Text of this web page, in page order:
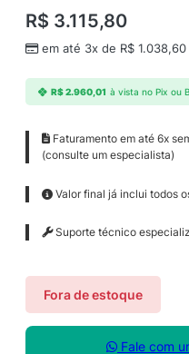
R$ 3.115,80
em até 3x de R$ 1.038,60
R$2.960,01 à vista no Pix ou
Faturamento em até 6x
(consulte um especialista)
Valor final já inclui todos
Suporte técnico
Fora de estoque
Fale com